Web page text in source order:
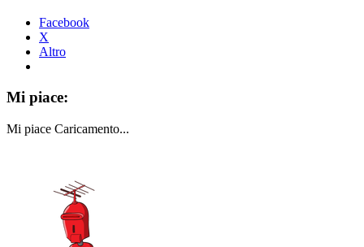
Facebook
X
Altro
Mi piace:
Mi piace Caricamento...